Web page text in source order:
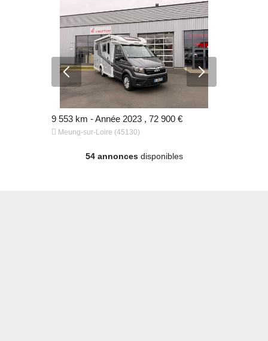
9 553 km - Année 2023 , 72 900 €
 Meung-sur-Loire (45130)
54 annoncesdisponibles